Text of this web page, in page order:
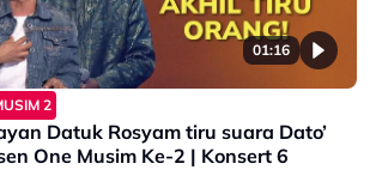
01:16
2
Datuk Rosyam tiru suara Dato’
One Musim Ke-2 | Konsert 6